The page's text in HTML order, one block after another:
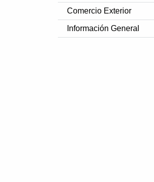
Comercio Exterior
Información General